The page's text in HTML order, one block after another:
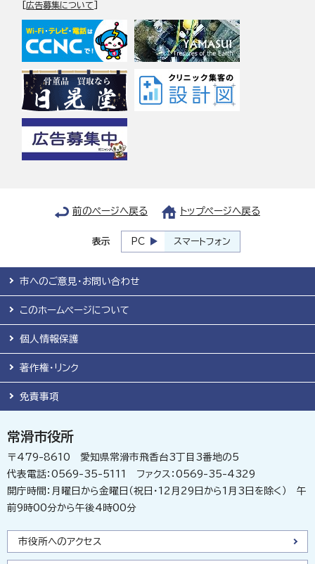
[広告募集について
前のページへ戻る トップページへ戻る
表示 PC スマートフォン
市へのご意見・お問い合わせ
このホームページについて
個人情報保護
著作権・リンク
免責事項
常滑市役所
〒479-8610 愛知県常滑市飛香台3丁目3番地の5
代表電話：0569-35-5111 ファクス：0569-35-4329
開庁時間：月曜日から金曜日（祝日・12月29日から1月3日を除く） 午
前9時00分から午後4時00分
市役所へのアクセス